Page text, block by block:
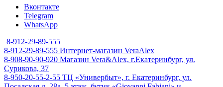
Вконтакте
Telegram
WhatsApp
8-912-29-89-555
8-912-29-89-555 Интернет-магазин VeraAlex
8-908-90-90-920 Магазин Vera&Alex, г.Екатеринбург, ул.
Сурикова, 37
8-950-20-55-2-55 ТЦ «Универбыт», г. Екатеринбург, ул.